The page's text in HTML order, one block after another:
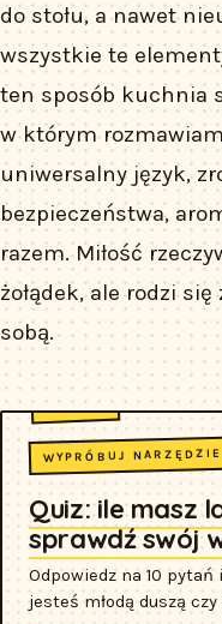
do stołu, a nawet
wszystkie te
ten sposób kuchnia
w którym
uniwersalny język,
bezpieczeństwa,
razem. Miłość
żołądek, ale rodzi
sobą.
WYPRÓBUJ NARZĘDZIE
Quiz: ile masz
sprawdź swój
Odpowiedz na 10
jesteś młodą duszą